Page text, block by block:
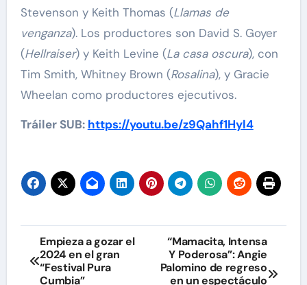
Stevenson y Keith Thomas (Llamas de
venganza). Los productores son David S. Goyer
(Hellraiser) y Keith Levine (La casa oscura), con
Tim Smith, Whitney Brown (Rosalina), y Gracie
Wheelan como productores ejecutivos.
Tráiler SUB: https://youtu.be/z9Qahf1Hyl4
Navegación
de
Empieza a gozar el
2024 en el gran
“Festival Pura
Cumbia”
“Mamacita, Intensa
Y Poderosa”: Angie
Palomino de regreso
en un espectáculo